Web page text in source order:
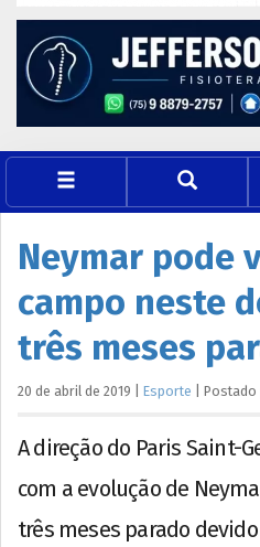
Neymar pode
campo neste
três meses
20 de abril de 2019 Esporte Postado
A direção do Paris Saint-
com a evolução de
três meses parado